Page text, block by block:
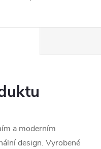
a moderním
design. Vyrobené